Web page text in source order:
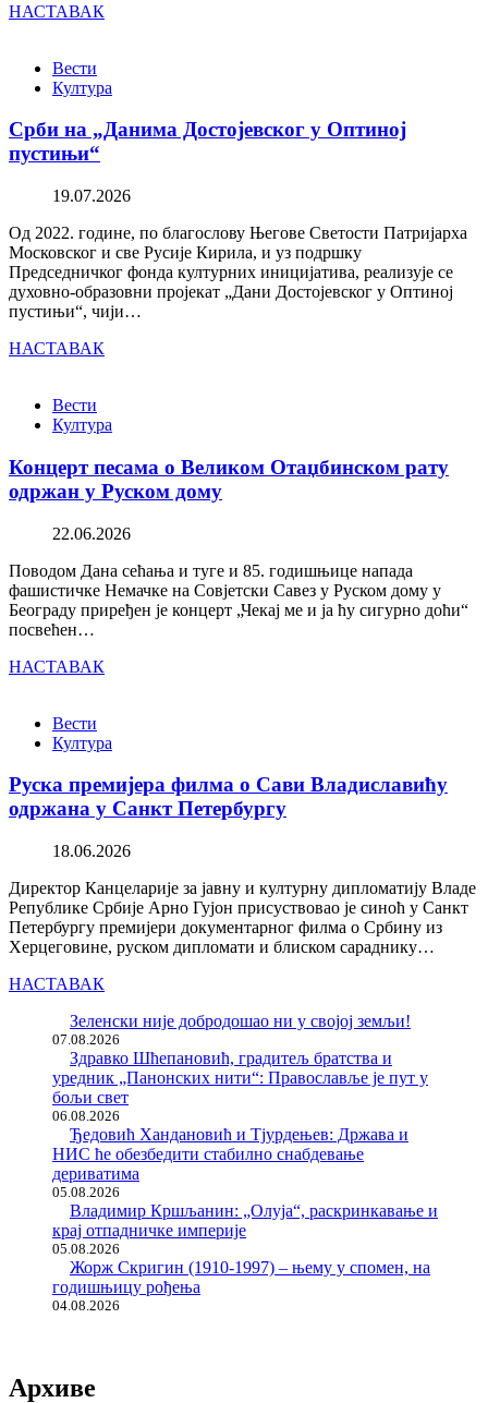
НАСТАВАК
Вести
Култура
Срби на „Данима Достојевског у Оптиној
пустињи“
19.07.2026
Од 2022. године, по благослову Његове Светости Патријарха
Московског и све Русије Кирила, и уз подршку
Председничког фонда културних иницијатива, реализује се
духовно-образовни пројекат „Дани Достојевског у Оптиној
пустињи“, чији…
НАСТАВАК
Вести
Култура
Концерт песама о Великом Отаџбинском рату
одржан у Руском дому
22.06.2026
Поводом Дана сећања и туге и 85. годишњице напада
фашистичке Немачке на Совјетски Савез у Руском дому у
Београду приређен је концерт „Чекај ме и ја ћу сигурно доћи“
посвећен…
НАСТАВАК
Вести
Култура
Руска премијера филма о Сави Владиславићу
одржана у Санкт Петербургу
18.06.2026
Директор Канцеларије за јавну и културну дипломатију Владе
Републике Србије Арно Гујон присуствовао је синоћ у Санкт
Петербургу премијери документарног филма о Србину из
Херцеговине, руском дипломати и блиском сараднику…
НАСТАВАК
Зеленски није добродошао ни у својој земљи!
07.08.2026
Здравко Шћепановић, градитељ братства и
уредник „Панонских нити“: Православље је пут у
бољи свет
06.08.2026
Ђедовић Хандановић и Тјурдењев: Држава и
НИС ће обезбедити стабилно снабдевање
дериватима
05.08.2026
Владимир Кршљанин: „Олуја“, раскринкавање и
крај отпадничке империје
05.08.2026
Жорж Скригин (1910-1997) – њему у спомен, на
годишњицу рођења
04.08.2026
Архиве